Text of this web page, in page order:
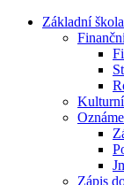
Základní škola
Zápis